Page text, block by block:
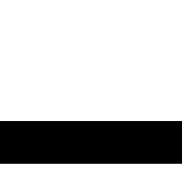
Laatste artikelen